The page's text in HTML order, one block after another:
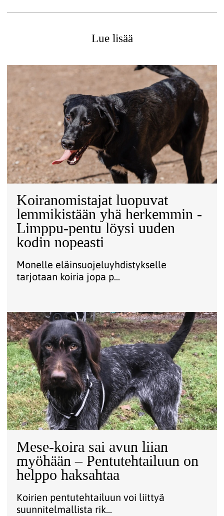
Lue lisää
Koiranomistajat luopuvat
lemmikistään yhä herkemmin -
Limppu-pentu löysi uuden
kodin nopeasti
Monelle eläinsuojeluyhdistykselle
tarjotaan koiria jopa p...
Mese-koira sai avun liian
myöhään – Pentutehtailuun on
helppo haksahtaa
Koirien pentutehtailuun voi liittyä
suunnitelmallista rik...